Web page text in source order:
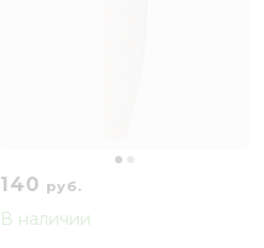
140 руб.
В наличии